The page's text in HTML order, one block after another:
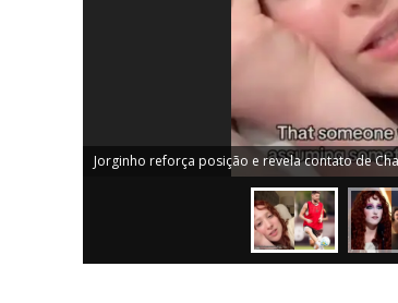
Jorginho reforça posição e revela contato de